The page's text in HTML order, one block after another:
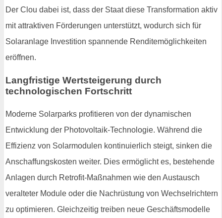
Der Clou dabei ist, dass der Staat diese Transformation aktiv
mit attraktiven Förderungen unterstützt, wodurch sich für
Solaranlage Investition spannende Renditemöglichkeiten
eröffnen.
Langfristige Wertsteigerung durch
technologischen Fortschritt
Moderne Solarparks profitieren von der dynamischen
Entwicklung der Photovoltaik-Technologie. Während die
Effizienz von Solarmodulen kontinuierlich steigt, sinken die
Anschaffungskosten weiter. Dies ermöglicht es, bestehende
Anlagen durch Retrofit-Maßnahmen wie den Austausch
veralteter Module oder die Nachrüstung von Wechselrichtern
zu optimieren. Gleichzeitig treiben neue Geschäftsmodelle